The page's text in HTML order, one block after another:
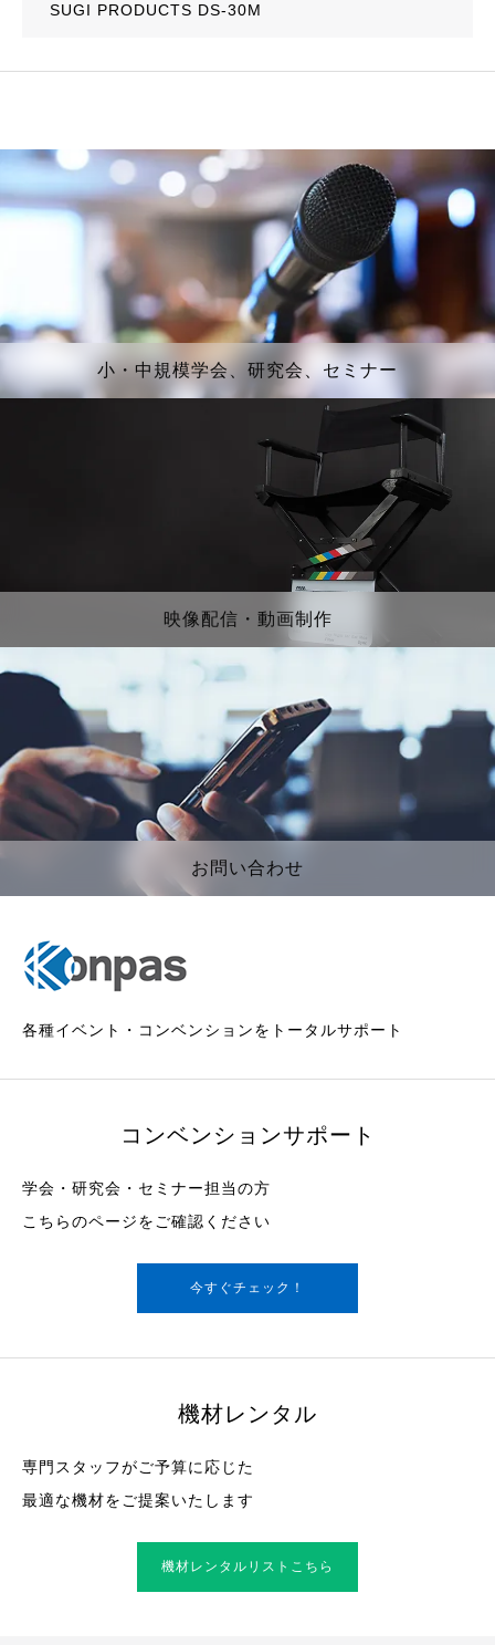
SUGI PRODUCTS DS-30M
小・中規模学会、研究会、セミナー
映像配信・動画制作
お問い合わせ
各種イベント・コンベンションをトータルサポート
コンベンションサポート
学会・研究会・セミナー担当の方
こちらのページをご確認ください
今すぐチェック！
機材レンタル
専門スタッフがご予算に応じた
最適な機材をご提案いたします
機材レンタルリストこちら